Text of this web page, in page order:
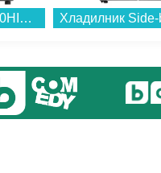
Сушилня Finlux TDF10HIGH14END , 10 kg, E , Inox...